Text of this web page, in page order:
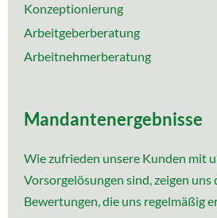
Konzeptionierung
Arbeitgeberberatung
Arbeitnehmerberatung
Mandantenergebnisse
Wie zufrieden unsere Kunden mit
Vorsorgelösungen sind, zeigen
Bewertungen, die uns regelmäßig